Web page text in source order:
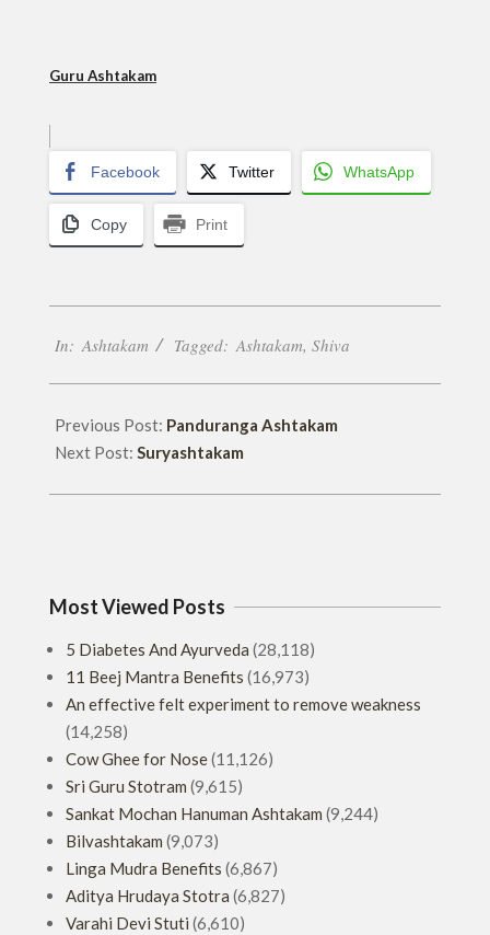
Guru Ashtakam
Facebook Twitter WhatsApp
Copy Print
07-
In: Ashtakam Tagged: Ashtakam, Shiva
Previous Post: Panduranga Ashtakam
Next Post: Suryashtakam
Most Viewed Posts
5 Diabetes And Ayurveda (28,118)
11 Beej Mantra Benefits (16,973)
An effective felt experiment to remove weakness
(14,258)
Cow Ghee for Nose(11,126)
Sri Guru Stotram (9,615)
Sankat Mochan Hanuman Ashtakam (9,244)
Bilvashtakam (9,073)
Linga Mudra Benefits (6,867)
Aditya Hrudaya Stotra (6,827)
Varahi Devi Stuti (6,610)